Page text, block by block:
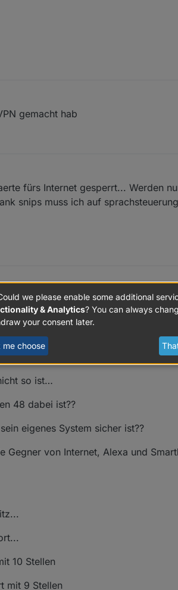
gemacht hab
fürs Internet gesperrt... Werden
snips muss ich auf
im Internet zu finden. `
so ist…
48 dabei ist??
eigenes System sicher ist??
Gegner von Internet, Alexa und
10 Stellen
mit 9 Stellen
we please enable some additional
& Analytics? You can always
your consent later.
me choose